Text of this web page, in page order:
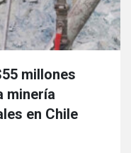
millones
minería
en Chile